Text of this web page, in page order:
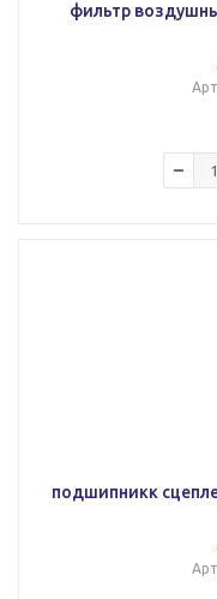
фильтр
подшипникк